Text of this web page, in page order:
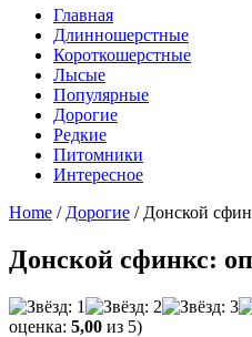
Главная
Длинношерстные
Короткошерстные
Лысые
Популярные
Дорогие
Редкие
Питомники
Интересное
Home / Дорогие / Донской
Донской сфинкс:
оценка: 5,00 из 5)